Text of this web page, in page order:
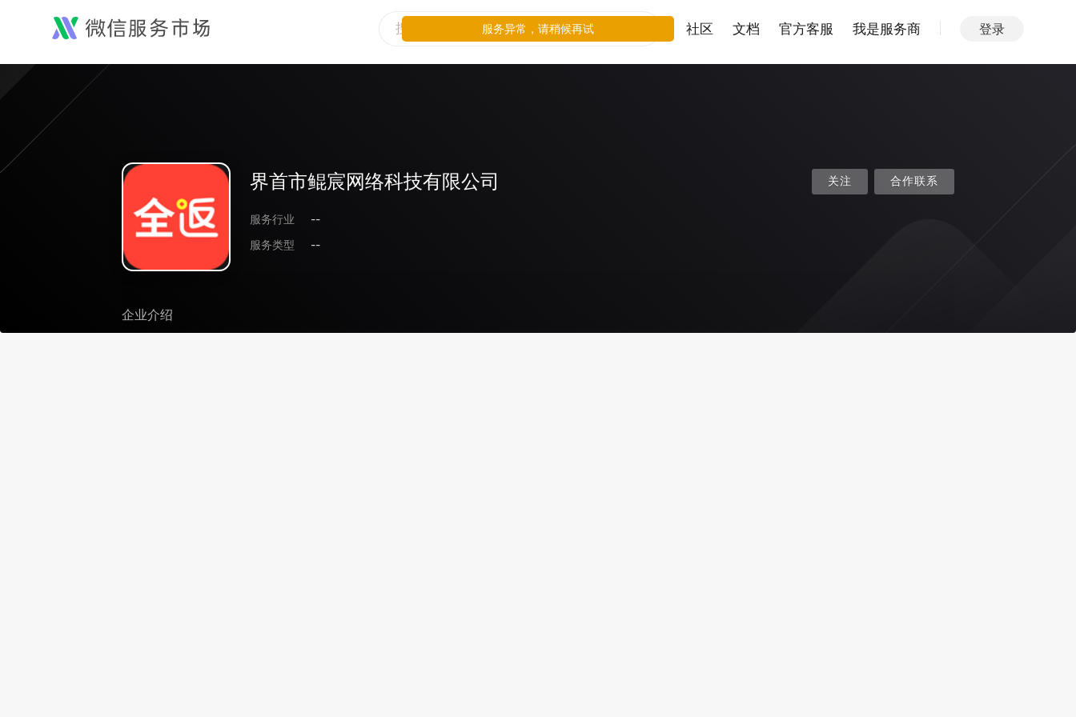
社区 文档 官方客服 我是服务商 登录
界首市鲲宸网络科技有限公司
服务行业
--
服务类型
--
关注 合作联系
企业介绍
服务异常，请稍候再试